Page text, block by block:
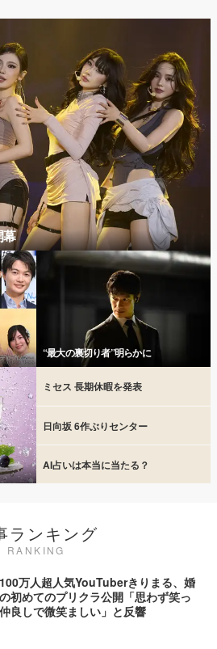
“最大の裏切り者”明らかに
ミセス 長期休暇を発表
日向坂 6作ぶりセンター
AI占いは本当に当たる？
ランキング
RANKING
万人超人気YouTuberきりまる、婚
初めてのプリクラ公開「思わず笑っ
良しで微笑ましい」と反響